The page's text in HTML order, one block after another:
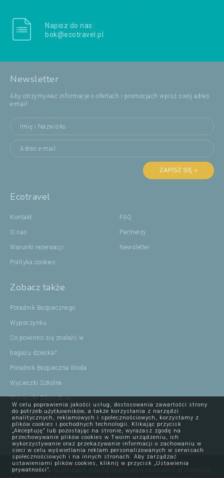
Napisz do nas:
bok@ecotravel.pl
Newsletter
Aby otrzymywać informacje o ofertach i promocjach wpisz swój adres
e-mail:
ZAPISZ SIĘ >
Ecotravel
Kontakt
O nas
Warunki rezerwacji
Polityka cookies
FAQ
Partnerzy
Newsletter
Zobacz także
Poradnik Bezpiecznego
Wypoczynku
Co powinno się znaleźć w
bagażu dziecka?
Poradnik Bezpieczna Woda
Wycieczki Szkolne
Wycieczki Objazdowe
Ojcowski Park Narodowy
Wczasy
Opublikowane na stronach internetowych www.obozowicz.pl materiały,
W celu poprawienia jakości usług, dostosowania zawartości strony
do potrzeb użytkowników, a także korzystania z narzędzi
analitycznych, reklamowych i społecznościowych, korzystamy z
plików cookies i pochodnych technologii. Klikając przycisk
„Akceptuję” lub pozostając na stronie, wyrażasz zgodę na
przechowywanie plików cookies w Twoim urządzeniu, ich
wykorzystywanie oraz przekazywanie informacji o zachowaniu w
sieci w celu wyświetlania reklam personalizowanych w serwisach
społecznościowych i na innych stronach. Aby zarządzać
ustawieniami plików cookies, kliknij w przycisk „Ustawienia
prywatności”.